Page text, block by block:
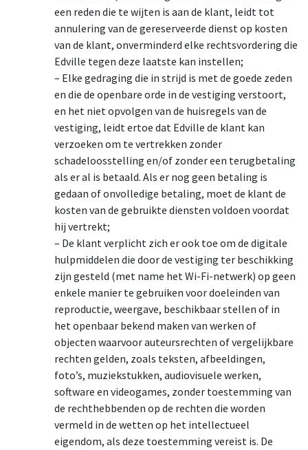
een reden die te wijten is aan de klant, leidt tot
annulering van de gereserveerde dienst op kosten
van de klant, onverminderd elke rechtsvordering die
Edville tegen deze laatste kan instellen;
– Elke gedraging die in strijd is met de goede zeden
en die de openbare orde in de vestiging verstoort,
en het niet opvolgen van de huisregels van de
vestiging, leidt ertoe dat Edville de klant kan
verzoeken om te vertrekken zonder
schadeloosstelling en/of zonder een terugbetaling
als er al is betaald. Als er nog geen betaling is
gedaan of onvolledige betaling, moet de klant de
kosten van de gebruikte diensten voldoen voordat
hij vertrekt;
– De klant verplicht zich er ook toe om de digitale
hulpmiddelen die door de vestiging ter beschikking
zijn gesteld (met name het Wi-Fi-netwerk) op geen
enkele manier te gebruiken voor doeleinden van
reproductie, weergave, beschikbaar stellen of in
het openbaar bekend maken van werken of
objecten waarvoor auteursrechten of vergelijkbare
rechten gelden, zoals teksten, afbeeldingen,
foto’s, muziekstukken, audiovisuele werken,
software en videogames, zonder toestemming van
de rechthebbenden op de rechten die worden
vermeld in de wetten op het intellectueel
eigendom, als deze toestemming vereist is. De